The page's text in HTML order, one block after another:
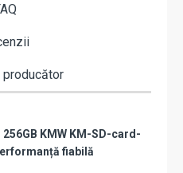
producător
KMW KM-SD-card-
fiabilă